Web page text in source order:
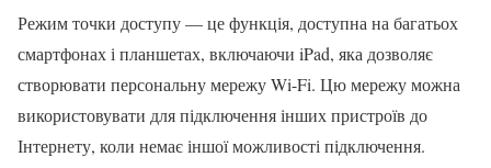
Режим точки доступу — це функція, доступна на багатьох
смартфонах і планшетах, включаючи iPad, яка дозволяє
створювати персональну мережу Wi-Fi. Цю мережу можна
використовувати для підключення інших пристроїв до
Інтернету, коли немає іншої можливості підключення.